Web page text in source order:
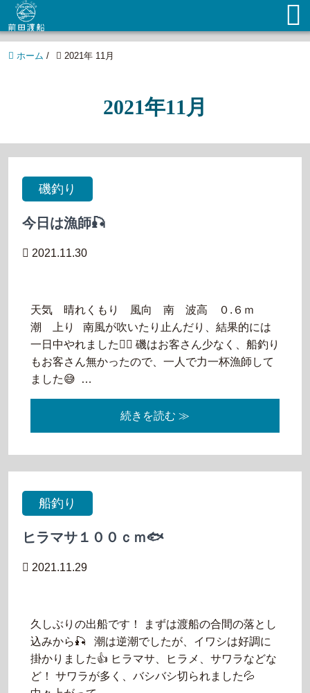
ホーム / 2021年 11月
2021年11月
磯釣り
今日は漁師🎣
2021.11.30
天気 晴れくもり 風向 南 波高 ０.６ｍ
潮 上り 南風が吹いたり止んだり、結果的には
一日中やれました🙆‍♂️ 磯はお客さん少なく、船釣り
もお客さん無かったので、一人で力一杯漁師して
ました😅 …
続きを読む ≫
船釣り
ヒラマサ１００ｃｍ🐟
2021.11.29
久しぶりの出船です！ まずは渡船の合間の落とし
込みから🎣 潮は逆潮でしたが、イワシは好調に
掛かりました👍 ヒラマサ、ヒラメ、サワラなどな
ど！ サワラが多く、バシバシ切られました💦